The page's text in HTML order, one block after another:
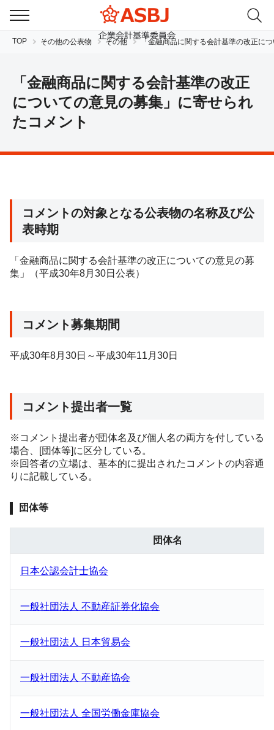
JPEN
TOP その他の公表物 その他 「金融商品に関する会計基準の改正に
「金融商品に関する会計基準の改正
についての意見の募集」に寄せられ
たコメント
コメントの対象となる公表物の名称及び公
表時期
「金融商品に関する会計基準の改正についての意見の募
集」（平成30年8月30日公表）
コメント募集期間
平成30年8月30日～平成30年11月30日
コメント提出者一覧
※コメント提出者が団体名及び個人名の両方を付している
場合、
[団体等]に区分している。
※回答者の立場は、基本的に提出されたコメントの内容通
りに記載している。
団体等
団体名
日本公認会計士協会
一般社団法人 不動産証券化協会
一般社団法人 日本貿易会
一般社団法人 不動産協会
一般社団法人 全国労働金庫協会